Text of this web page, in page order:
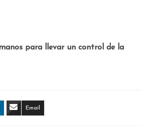
para llevar un control de la
Email